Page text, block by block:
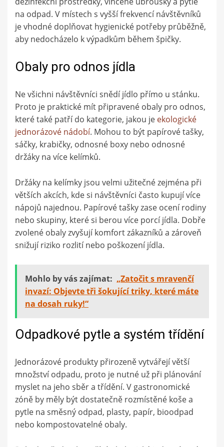
na odpad. V místech s vyšší frekvencí návštěvníků
je vhodné doplňovat hygienické potřeby průběžně,
aby nedocházelo k výpadkům během špičky.
Obaly pro odnos jídla
Ne všichni návštěvníci snědí jídlo přímo u stánku.
Proto je praktické mít připravené obaly pro odnos,
které také patří do kategorie, jakou je ekologické
jednorázové nádobí. Mohou to být papírové tašky,
sáčky, krabičky, odnosné boxy nebo odnosné
držáky na více kelímků.
Držáky na kelímky jsou velmi užitečné zejména při
větších akcích, kde si návštěvníci často kupují více
nápojů najednou. Papírové tašky zase ocení rodiny
nebo skupiny, které si berou více porcí jídla. Dobře
zvolené obaly zvyšují komfort zákazníků a zároveň
snižují riziko rozlití nebo poškození jídla.
Mohlo by vás zajímat: „Zatočit s mravenčí
invazí: Objevte tři šokující triky, které máte
na dosah ruky!“
Odpadkové pytle a systém třídění
Jednorázové produkty přirozeně vytvářejí větší
množství odpadu, proto je nutné už při plánování
myslet na jeho sběr a třídění. V gastronomické
zóně by měly být dostatečně rozmístěné koše a
pytle na směsný odpad, plasty, papír, bioodpad
nebo kompostovatelné obaly.